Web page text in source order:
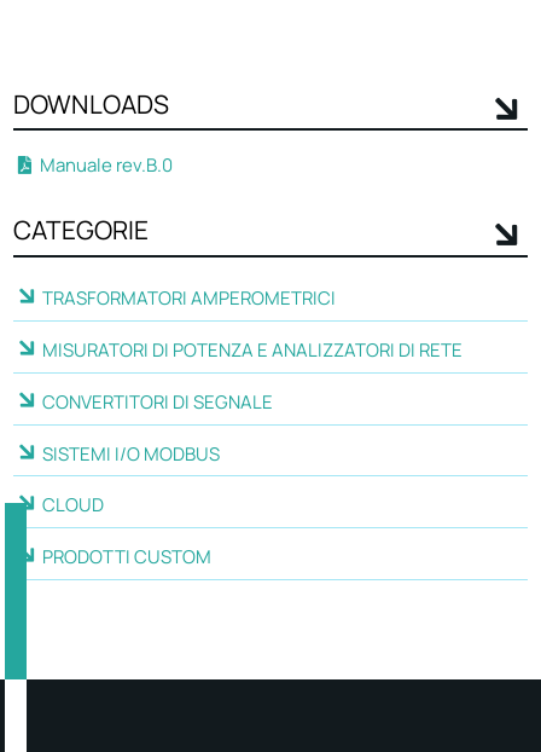
DOWNLOADS
Manuale rev.B.0
CATEGORIE
TRASFORMATORI AMPEROMETRICI
MISURATORI DI POTENZA E ANALIZZATORI DI RETE
CONVERTITORI DI SEGNALE
SISTEMI I/O MODBUS
CLOUD
PRODOTTI CUSTOM